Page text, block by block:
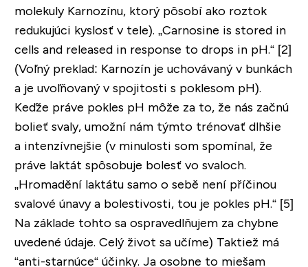
molekuly Karnozínu, ktorý pôsobí ako roztok
redukujúci kyslosť v tele). „Carnosine is stored in
cells and released in response to drops in pH.“ [2]
(Voľný preklad: Karnozín je uchovávaný v bunkách
a je uvoľňovaný v spojitosti s poklesom pH).
Keďže práve pokles pH môže za to, že nás začnú
bolieť svaly, umožní nám týmto trénovať dlhšie
a intenzívnejšie (v minulosti som spomínal, že
práve laktát spôsobuje bolesť vo svaloch.
„Hromadění laktátu samo o sebě není příčinou
svalové únavy a bolestivosti, tou je pokles pH.“ [5]
Na základe tohto sa ospravedlňujem za chybne
uvedené údaje. Celý život sa učíme) Taktiež má
“anti-starnúce“ účinky. Ja osobne to miešam